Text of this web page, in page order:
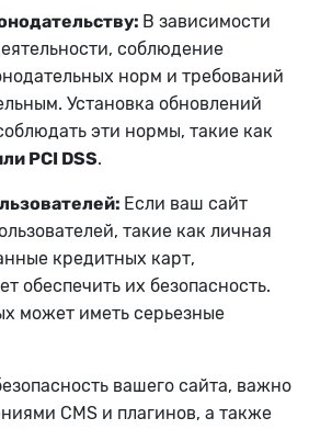
В зависимости
соблюдение
норм и требований
Установка обновлений
эти нормы, такие как
PCI DSS.
Если ваш сайт
такие как личная
кредитных карт,
обеспечить их безопасность.
может иметь серьезные
вашего сайта, важно
CMS и плагинов, а также